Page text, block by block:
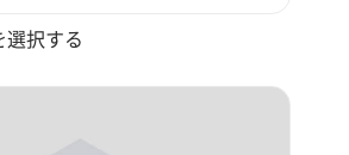
選択する